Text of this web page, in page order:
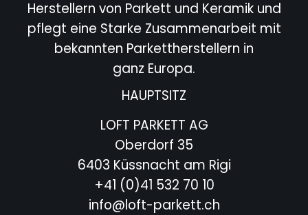
Herstellern von Parkett und Keramik und
pflegt eine Starke Zusammenarbeit mit
bekannten Parkettherstellern in
ganz Europa.
HAUPTSITZ
LOFT PARKETT AG
Oberdorf 35
6403 Küssnacht am Rigi
+41 (0)41 532 70 10
info@loft-parkett.ch